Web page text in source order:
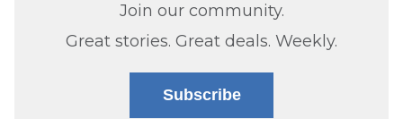
Join our community.
Great stories. Great deals. Weekly.
Subscribe